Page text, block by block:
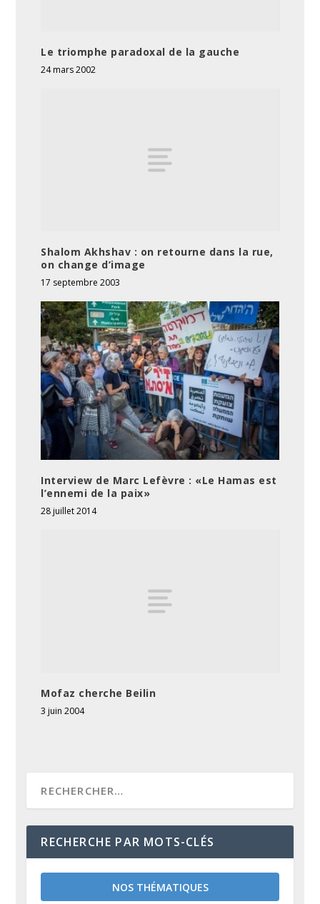
Le triomphe paradoxal de la gauche
24 mars 2002
Shalom Akhshav : on retourne dans la rue,
on change d’image
17 septembre 2003
Interview de Marc Lefèvre : «Le Hamas est
l’ennemi de la paix»
28 juillet 2014
Mofaz cherche Beilin
3 juin 2004
RECHERCHE PAR MOTS-CLÉS
NOS THÉMATIQUES